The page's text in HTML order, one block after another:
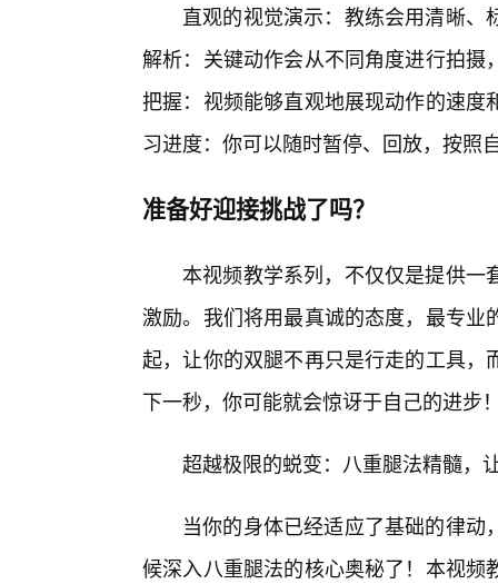
直观的视觉演示：教练会用清晰
解析：关键动作会从不同角度进行拍
把握：视频能够直观地展现动作的速
习进度：你可以随时暂停、回放，按照
准备好迎接挑战了吗？
本视频教学系列，不仅仅是提供一
激励。我们将用最真诚的态度，最专
起，让你的双腿不再只是行走的工具
下一秒，你可能就会惊讶于自己的进步
超越极限的蜕变：八重腿法精髓，
当你的身体已经适应了基础的律
候深入八重腿法的核心奥秘了！本视